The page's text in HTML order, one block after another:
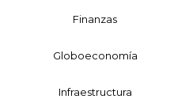
Finanzas
Globoeconomía
Infraestructura